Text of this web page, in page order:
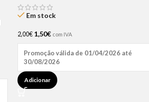
Em stock
2,00€ 1,50€ com IVA
Promoção válida de 01/04/2026 até
30/08/2026
Adicionar